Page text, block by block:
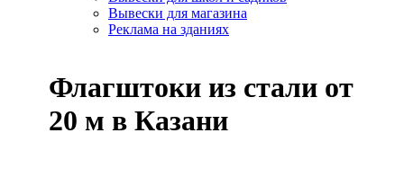
Вывески для магазина
Реклама на зданиях
Флагштоки из стали от
20 м в Казани